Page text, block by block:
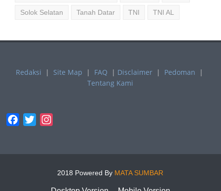
Solok Selatan Tanah Datar TNI TNI AL
Redaksi | Site Map | FAQ | Disclaimer| Pedoman |
Tentang Kami
Facebook
Twitter
2018 Powered By MATA SUMBAR